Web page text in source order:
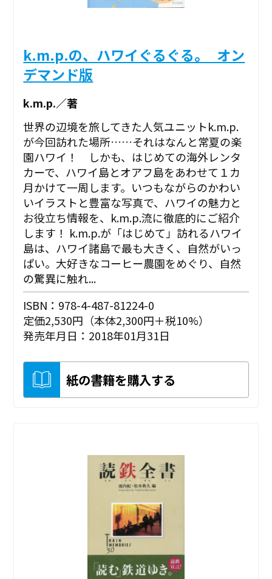
k.m.p.の、ハワイぐるぐる。_オン
デマンド版
k.m.p.／著
世界の辺境を旅してきた人気ユニットk.m.p.
が今回訪れた場所……それはなんと常夏の楽
園ハワイ！ しかも、はじめての海外レンタ
カーで、ハワイ島とオアフ島をあわせて１カ
月かけて一周します。いつもながらのかわい
いイラストと豊富な写真で、ハワイの魅力と
お役立ち情報を、k.m.p.流に徹底的にご紹介
します！ k.m.p.が「はじめて」訪れるハワイ
島は、ハワイ諸島で最も大きく、自然がいっ
ぱい。大好きなコーヒー農園をめぐり、自然
の驚異に触れ...
ISBN：978-4-487-81224-0
定価2,530円（本体2,300円＋税10%）
発売年月日：2018年01月31日
紙の書籍を購入する